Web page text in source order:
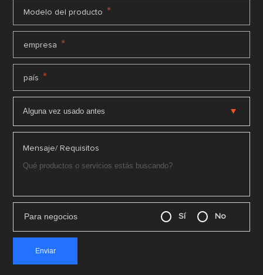
Modelo del producto *
empresa *
país *
Mensaje/ Requisitos
Para negocios Sí No